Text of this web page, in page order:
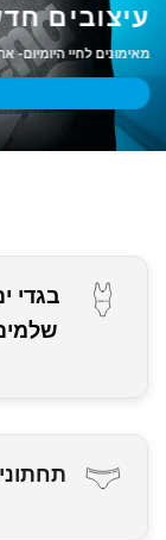
עיצובים
מאימונים לחיי היומיום-
בגדי